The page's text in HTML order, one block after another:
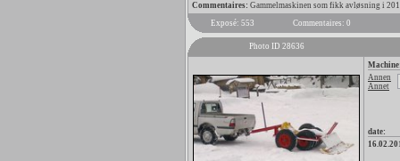
Commentaires: Gammelmaskinen som fikk avløsning i
Exposé: 553
Commentaires: 0
Photo ID 28636
Annen
Annet
date: